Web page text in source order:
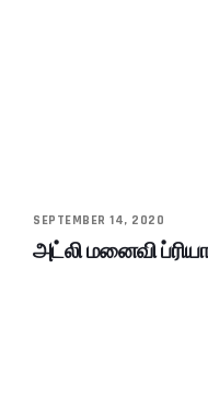
SEPTEMBER 14, 2020
அட்லி மனைவி